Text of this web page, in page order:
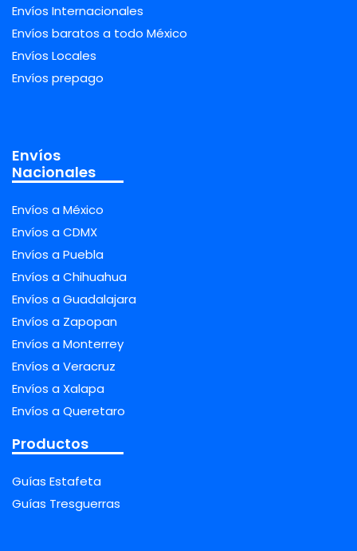
Envíos Internacionales
Envíos baratos a todo México
Envíos Locales
Envíos prepago
Envíos
Nacionales
Envíos a México
Envíos a CDMX
Envíos a Puebla
Envíos a Chihuahua
Envíos a Guadalajara
Envíos a Zapopan
Envíos a Monterrey
Envíos a Veracruz
Envíos a Xalapa
Envíos a Queretaro
Productos
Guías Estafeta
Guías Tresguerras